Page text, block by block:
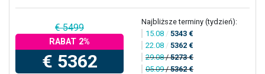
€ 5499
RABAT 2%
€ 5362
Najbliższe terminy (tydzień):
15.08 / 5343 €
22.08 / 5362 €
29.08/5273 €
05.09/5362 €